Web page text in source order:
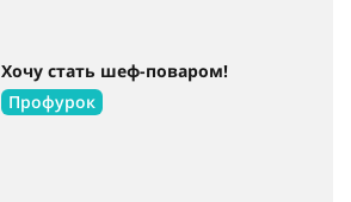
Хочу стать шеф-поваром!
Профурок